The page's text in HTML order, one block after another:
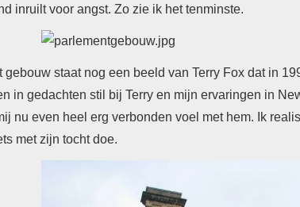
inruilt voor angst. Zo zie ik het tenminste.
gebouw staat nog een beeld van Terry Fox dat in
in gedachten stil bij Terry en mijn ervaringen in
nu even heel erg verbonden voel met hem. Ik
met zijn tocht doe.